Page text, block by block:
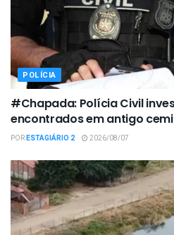
POLÍCIA
#Chapada: Polícia Civil
encontrados em antigo
PORESTAGIÁRIO 2 2026/08/07